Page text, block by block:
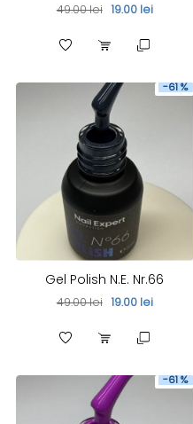
49.00 lei 19.00 lei
-61 %
Gel Polish N.E. Nr.66
49.00 lei 19.00 lei
-61 %